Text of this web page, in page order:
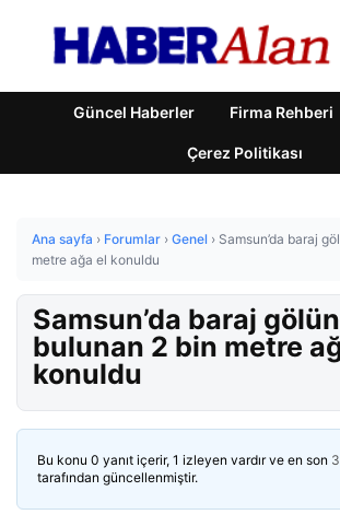
Güncel Haberler Firma Rehberi
Çerez Politikası
Ana sayfa › Forumlar › Genel › Samsun’da baraj
metre ağa el konuldu
Samsun’da baraj
bulunan 2 bin metre
konuldu
Bu konu 0 yanıt içerir, 1 izleyen vardır ve en son
tarafından güncellenmiştir.